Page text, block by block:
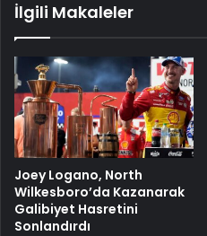
İlgili Makaleler
Joey Logano, North
Wilkesboro’da Kazanarak
Galibiyet Hasretini
Sonlandırdı